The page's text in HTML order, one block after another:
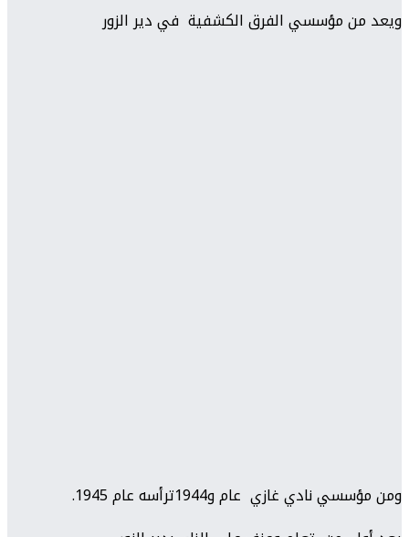
ويعد من مؤسسي الفرق الكشفية في دير الزور
ومن مؤسسي نادي غازي عام و1944ترأسه عام 1945.